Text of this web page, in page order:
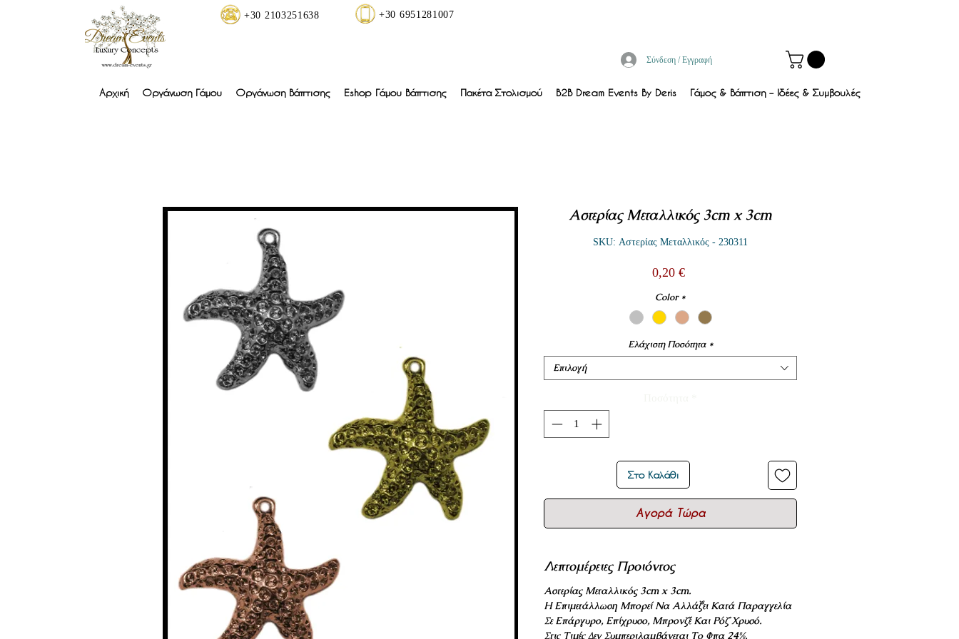
+30 2103251638 +30 6951281007
Σύνδεση / Εγγραφή
Αρχική Οργάνωση Γάμου Οργάνωση Βάπτισης Eshop Γάμου Βάπτισης Πακέτα Στολισμού B2B Dream Events By Deris Γάμος & Βάπτιση – Ιδέες & Συμβουλές
Αστερίας Μεταλλικός 3cm x 3cm
SKU: Αστερίας Μεταλλικός - 230311
0,20 €Τιμή
Color *
Ελάχιστη Ποσότητα *
Επιλογή
Στο Καλάθι
Αγορά Τώρα
Λεπτομέρειες Προιόντος
Αστερίας Μεταλλικός 3cm x 3cm.
Η Επιμετάλλωση Μπορεί Να Αλλάξει Κατά Παραγγελία
Σε Επάργυρο, Επίχρυσο, Μπρονζέ Και Ρόζ Χρυσό.
Στις Τιμές Δεν Συμπεριλαμβάνεται Το Φπα 24%.